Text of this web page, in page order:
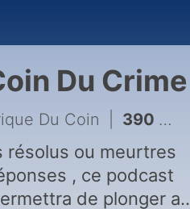
Du Crime
Du Coin 390 - Repost : Marc Dutroux, l'ogre belge
résolus ou meurtres
, ce podcast
de plonger au